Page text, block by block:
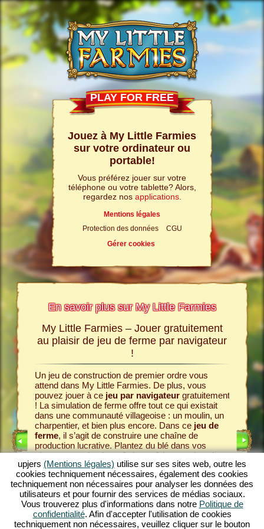
PLAY FOR FREE
Jouez à My Little Farmies
sur votre ordinateur ou
portable!
Vous préférez jouer sur votre
téléphone ou votre tablette? Alors,
regardez nos applications.
Mentions légales
Protection des données
CGU
Gérer cookies
En savoir plus sur My Little Farmies
sites
de
My Little Farmies – Jouer gratuitement
au plaisir de jeu de ferme par navigateur
!
Un jeu de construction de premier ordre vous
attend dans My Little Farmies. De plus, vous
pouvez jouer à ce jeu par navigateurgratuitement
! La simulation de ferme offre tout ce qui existait
dans une communauté villageoise : un moulin, un
charpentier, et bien plus encore. Dans ce jeu de
ferme, il s’agit de construire une chaîne de
production lucrative. Plantez du blé dans vos
champs, moulez-le en farine et faites-en du pain
dans la boulangerie. My Little Farmies est unjeu
de villageavec des fonctions variées et de
magnifiques graphismes. Vous concevez
l’agriculture dans tous ces aspects : de la culture
de légumes à l’élevage d’animaux. Vous y
rencontrerez des animaux d’élevage traditionnels,
comme le porc laineux ou la poule laineuse. Jouez
Tout
Pour
et
des
œufs et
raisins
nobles.
prend
clients
acheter
de
upjers (Mentions légales) utilise sur ses sites web, outre les
cookies techniquement nécessaires, également des cookies
techniquement non nécessaires pour analyser les données des
utilisateurs et pour fournir des services de médias sociaux.
Vous trouverez plus d'informations dans notre Politique de
confidentialité. Afin d'accepter l'utilisation de cookies
techniquement non nécessaires, veuillez cliquer sur le bouton